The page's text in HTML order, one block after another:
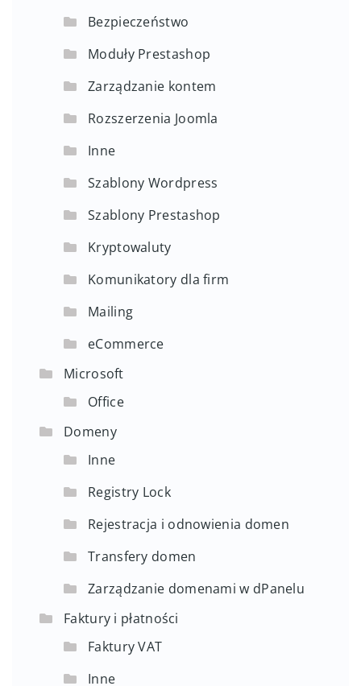
Bezpieczeństwo
Moduły Prestashop
Zarządzanie kontem
Rozszerzenia Joomla
Inne
Szablony Wordpress
Szablony Prestashop
Kryptowaluty
Komunikatory dla firm
Mailing
eCommerce
Microsoft
Office
Domeny
Inne
Registry Lock
Rejestracja i odnowienia domen
Transfery domen
Zarządzanie domenami w dPanelu
Faktury i płatności
Faktury VAT
Inne